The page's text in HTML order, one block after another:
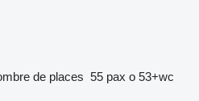
de places 55 pax o 53+wc